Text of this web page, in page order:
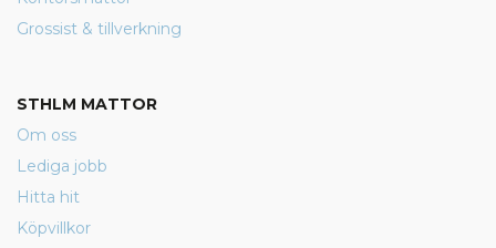
Grossist & tillverkning
STHLM MATTOR
Om oss
Lediga jobb
Hitta hit
Köpvillkor